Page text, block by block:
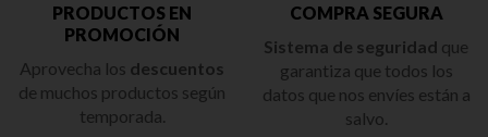
PRODUCTOS EN
PROMOCIÓN
Aprovecha los descuentos
de muchos productos según
temporada.
COMPRA SEGURA
Sistema de seguridad que
garantiza que todos los
datos que nos envíes están a
salvo.